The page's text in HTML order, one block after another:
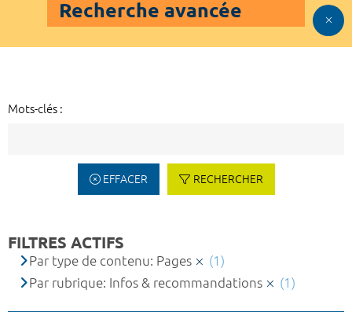
Recherche avancée
Mots-clés :
EFFACER RECHERCHER
FILTRES ACTIFS
Par type de contenu: Pages
(1)
Par rubrique: Infos & recommandations
(1)